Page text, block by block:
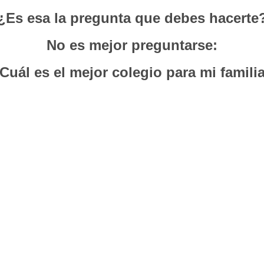
esa la pregunta que debes
No es mejor preguntarse:
es el mejor colegio para mi